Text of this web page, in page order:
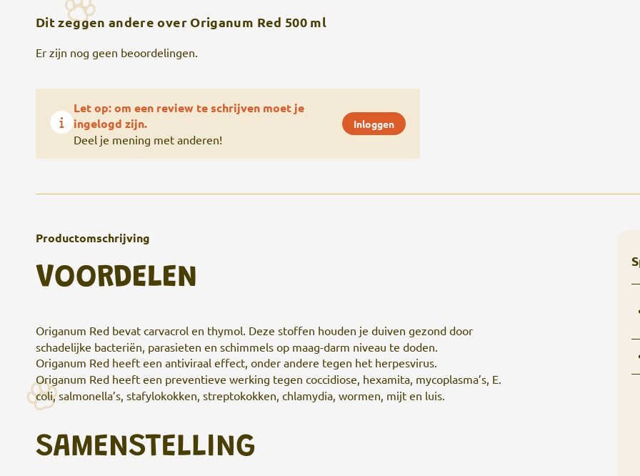
Dit zeggen andere over Origanum Red 500 ml
Er zijn nog geen beoordelingen.
Let op: om een review te schrijven moet je
ingelogd zijn.
Deel je mening met anderen!
Inloggen
Productomschrijving
VOORDELEN
Origanum Red bevat carvacrol en thymol. Deze stoffen houden je duiven gezond door
schadelijke bacteriën, parasieten en schimmels op maag-darm niveau te doden.
Origanum Red heeft een antiviraal effect, onder andere tegen het herpesvirus.
Origanum Red heeft een preventieve werking tegen coccidiose, hexamita, mycoplasma’s, E.
coli, salmonella’s, stafylokokken, streptokokken, chlamydia, wormen, mijt en luis.
SAMENSTELLING